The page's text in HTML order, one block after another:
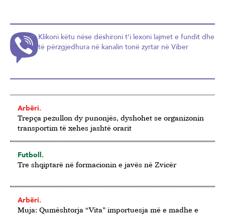
Klikoni këtu nëse dëshironi t'i lexoni lajmet e fundit dhe
të përzgjedhura në kanalin tonë zyrtar në Viber
Arbëri.
Trepça pezullon dy punonjës, dyshohet se organizonin
transportim të xehes jashtë orarit
Futboll.
Tre shqiptarë në formacionin e javës në Zvicër
Arbëri.
Muja: Qumështorja “Vita” importuesja më e madhe e